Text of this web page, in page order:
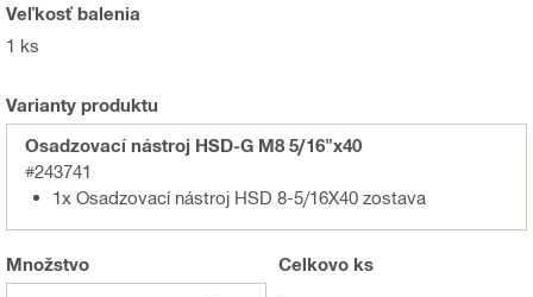
Veľkosť balenia
1 ks
Varianty produktu
Osadzovací nástroj HSD-G M8 5/16"x40
#243741
1x Osadzovací nástroj HSD 8-5/16X40 zostava
Množstvo Celkovo ks